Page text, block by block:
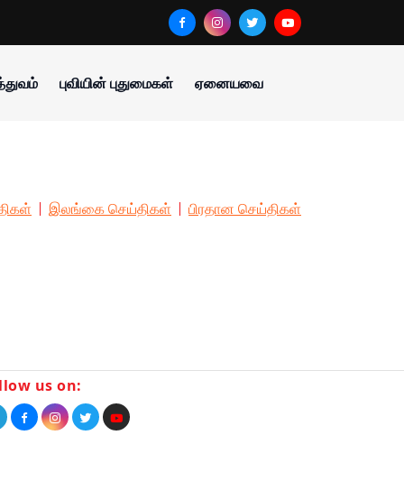
புவியின் புதுமைகள் ஏனையவை
இலங்கை செய்திகள் பிரதான செய்திகள்
us on: